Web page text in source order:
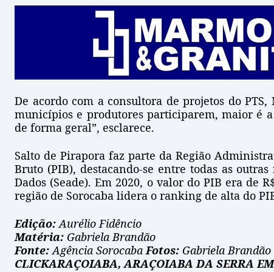
De acordo com a consultora de projetos do
municípios e produtores participarem, maior é
de forma geral”, esclarece.
Salto de Pirapora faz parte da Região
Bruto (PIB), destacando-se entre todas as
Dados (Seade). Em 2020, o valor do PIB era de
região de Sorocaba lidera o ranking de alta do
Edição:Aurélio Fidêncio
Matéria: Gabriela Brandão
Fonte:Agência SorocabaFotos: Gabriela Brandão
CLICKARAÇOIABA, ARAÇOIABA DA SERRA